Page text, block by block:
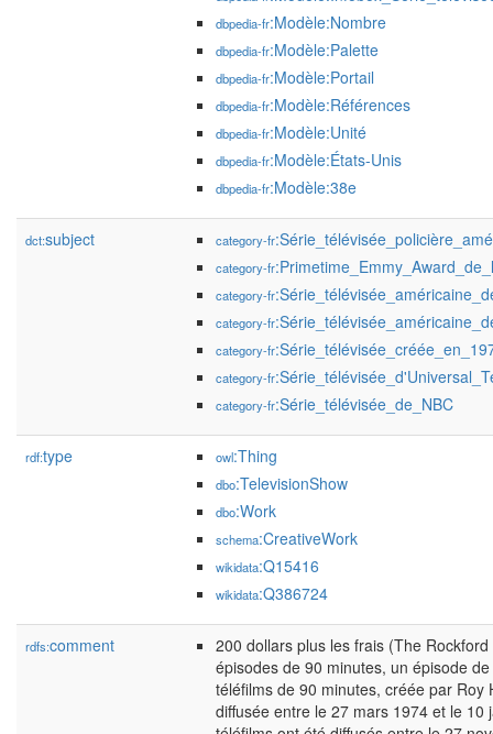
dbpedia-fr:Modèle:Nombre
dbpedia-fr:Modèle:Palette
dbpedia-fr:Modèle:Portail
dbpedia-fr:Modèle:Références
dbpedia-fr:Modèle:Unité
dbpedia-fr:Modèle:États-Unis
dbpedia-fr:Modèle:38e
dct:subject category-fr
category-fr
category-fr
category-fr
category-fr
category-fr
category-fr:Série_télévisée_de_NBC
rdf:type owl:Thing
dbo:TelevisionShow
dbo:Work
schema:CreativeWork
wikidata:Q15416
wikidata:Q386724
rdfs:comment
200 dollars plus les frais (The
épisodes de 90 minutes, un épisode
téléfilms de 90 minutes, créée par
diffusée entre le 27 mars 1974 et le